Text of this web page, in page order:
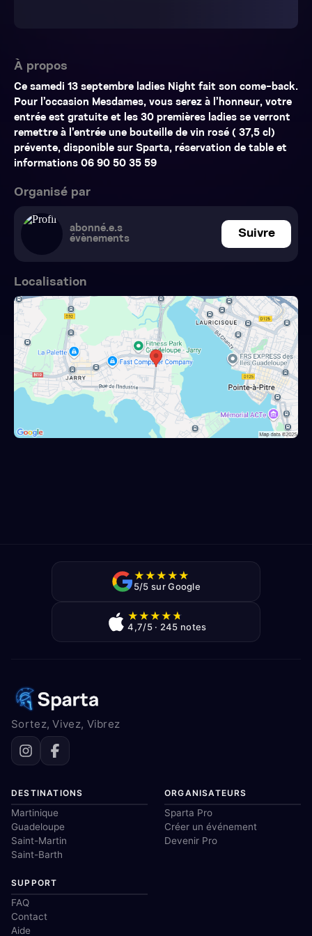
À propos
Ce samedi 13 septembre ladies Night fait son come-back.
Pour l’occasion Mesdames, vous serez à l’honneur, votre
entrée est gratuite et les 30 premières ladies se verront
remettre à l’entrée une bouteille de vin rosé ( 37,5 cl)
prévente, disponible sur Sparta, réservation de table et
informations 06 90 50 35 59
Organisé par
abonné.e.s
évènements
Suivre
Localisation
★★★★★
5/5 sur Google
★★★★★
4,7/5 · 245 notes
Sortez, Vivez, Vibrez
DESTINATIONS
Martinique
Guadeloupe
Saint-Martin
Saint-Barth
ORGANISATEURS
Sparta Pro
Créer un événement
Devenir Pro
SUPPORT
FAQ
Contact
Aide